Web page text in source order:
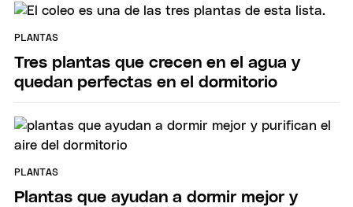
PLANTAS
Tres plantas que crecen en el agua y
quedan perfectas en el dormitorio
PLANTAS
Plantas que ayudan a dormir mejor y